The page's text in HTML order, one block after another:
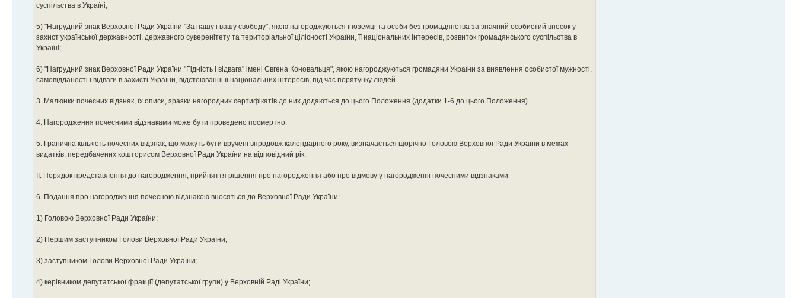
суспільства в Україні;
5) "Нагрудний знак Верховної Ради України "За нашу і вашу свободу", якою нагороджуються іноземці та особи без громадянства за значний особистий внесок у
захист української державності, державного суверенітету та територіальної цілісності України, її національних інтересів, розвиток громадянського суспільства в
Україні;
6) "Нагрудний знак Верховної Ради України "Гідність і відвага" імені Євгена Коновальця", якою нагороджуються громадяни України за виявлення особистої мужності,
самовідданості і відваги в захисті України, відстоюванні її національних інтересів, під час порятунку людей.
3. Малюнки почесних відзнак, їх описи, зразки нагородних сертифікатів до них додаються до цього Положення (додатки 1-6 до цього Положення).
4. Нагородження почесними відзнаками може бути проведено посмертно.
5. Гранична кількість почесних відзнак, що можуть бути вручені впродовж календарного року, визначається щорічно Головою Верховної Ради України в межах
видатків, передбачених кошторисом Верховної Ради України на відповідний рік.
II. Порядок представлення до нагородження, прийняття рішення про нагородження або про відмову у нагородженні почесними відзнаками
6. Подання про нагородження почесною відзнакою вносяться до Верховної Ради України:
1) Головою Верховної Ради України;
2) Першим заступником Голови Верховної Ради України;
3) заступником Голови Верховної Ради України;
4) керівником депутатської фракції (депутатської групи) у Верховній Раді України;